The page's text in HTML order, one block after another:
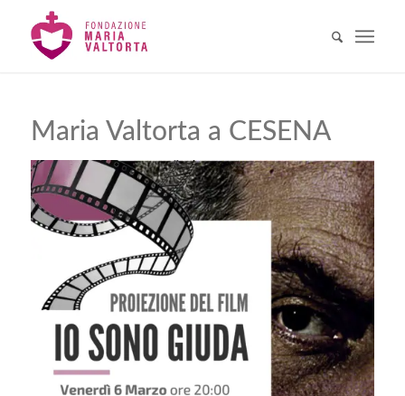
Maria Valtorta a CESENA